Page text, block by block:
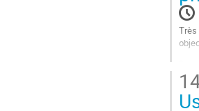
la
Très
la
Aller